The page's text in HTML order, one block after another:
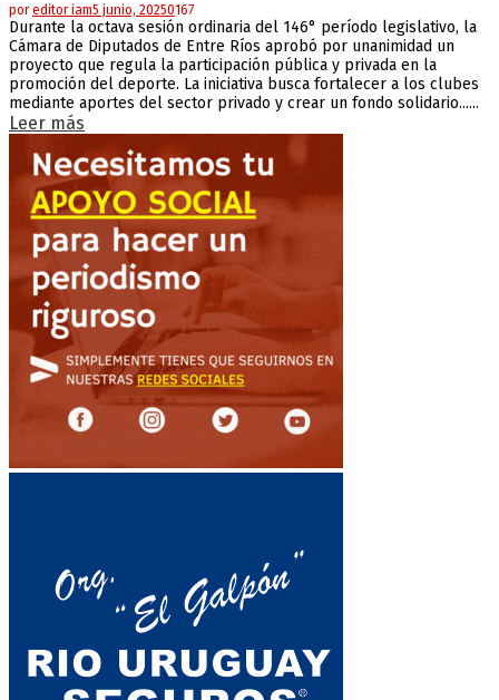
poreditor iam5 junio, 20250167
Durante la octava sesión ordinaria del 146° período legislativo, la
Cámara de Diputados de Entre Ríos aprobó por unanimidad un
proyecto que regula la participación pública y privada en la
promoción del deporte. La iniciativa busca fortalecer a los clubes
mediante aportes del sector privado y crear un fondo solidario......
Leer más